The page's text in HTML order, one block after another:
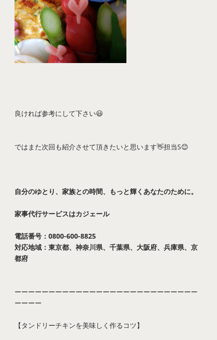
良ければ参考にして下さい😃
ではまた次回も紹介させて頂きたいと思います👋担当S😊
自分のゆとり、家族との時間、もっと輝くあなたのために。
家事代行サービスはカジェール
電話番号：0800-600-8825
対応地域：東京都、神奈川県、千葉県、大阪府、兵庫県、京
都府
ーーーーーーーーーーーーーーーーーーーーーーーーーーー
ーーーー
【タンドリーチキンを美味しく作るコツ】